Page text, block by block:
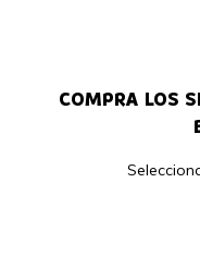
COMPRA LOS